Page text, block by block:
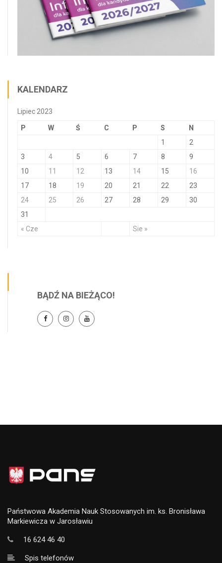
KALENDARZ
Lipiec 2023
P W Ś C P S N
« Cze Sie »
1
2
3
4 5 6 7 8
9
10
11 12 13 14 15
16
17
18 19 20 21 22
23
24
25 26 27 28 29
30
31
BĄDŹ NA BIEŻĄCO!
Państwowa Akademia Nauk Stosowanych im. ks. Bronisława
Markiewicza w Jarosławiu
16 624 46 40
Spis telefonów